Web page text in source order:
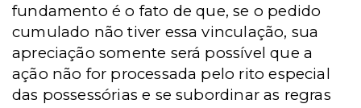
fundamento é o fato de que, se o pedido
cumulado não tiver essa vinculação, sua
apreciação somente será possível que a
ação não for processada pelo rito especial
das possessórias e se subordinar as regras